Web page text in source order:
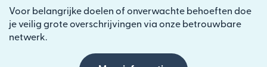
Voor belangrijke doelen of onverwachte behoeften doe
je veilig grote overschrijvingen via onze betrouwbare
netwerk.